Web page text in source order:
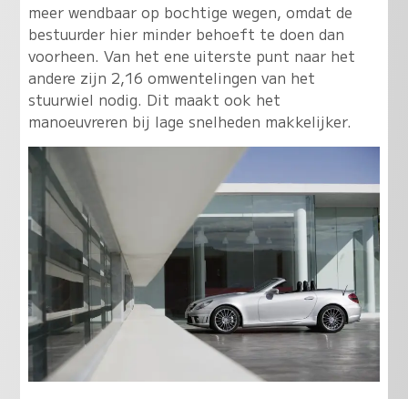
meer wendbaar op bochtige wegen, omdat de
bestuurder hier minder behoeft te doen dan
voorheen. Van het ene uiterste punt naar het
andere zijn 2,16 omwentelingen van het
stuurwiel nodig. Dit maakt ook het
manoeuvreren bij lage snelheden makkelijker.